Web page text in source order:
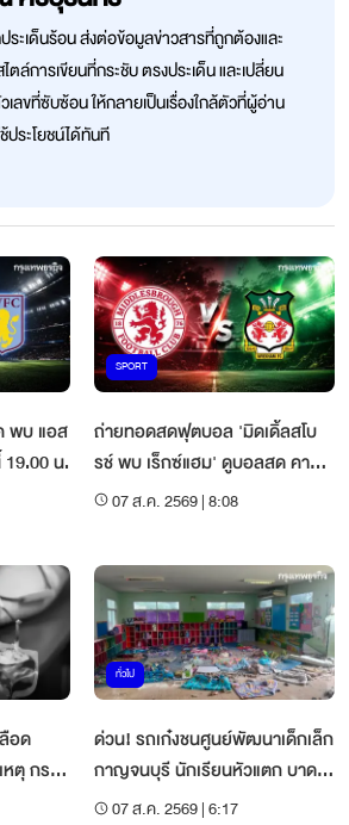
ะเด็นร้อน ส่งต่อข้อมูลข่าวสารที่ถูกต้องและ
การเขียนที่กระชับ ตรงประเด็น และเปลี่ยน
เลขที่ซับซ้อน ให้กลายเป็นเรื่องใกล้ตัวที่ผู้อ่าน
ช้ประโยชน์ได้ทันที
พบ แอส
น.
SPORT
ถ่ายทอดสดฟุตบอล 'มิดเดิ้ลสโบ
รช์ พบ เร็กซ์แฮม' ดูบอลสด คารา
บาว คัพ
07 ส.ค. 2569 | 8:08
อด
ตุ กราด
ทั่วไป
ด่วน! รถเก๋งชนศูนย์พัฒนาเด็กเล็ก
กาญจนบุรี นักเรียนหัวแตก บาด
เจ็บ 15 คน
07 ส.ค. 2569 | 6:17